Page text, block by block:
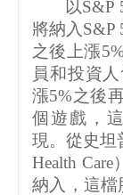
以S&P
將納入 S&P
之後上漲5%
員和投資
漲5%之後
個遊戲，
現。從史坦
Health Care
納入，這檔